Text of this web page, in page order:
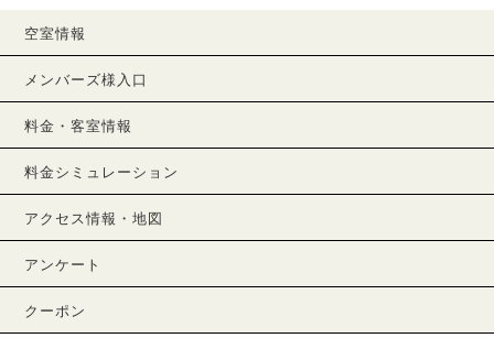
空室情報
メンバーズ様入口
料金・客室情報
料金シミュレーション
アクセス情報・地図
アンケート
クーポン